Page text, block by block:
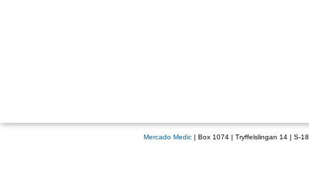
Mercado Medic| Box 1074 | Tryffelslingan 14 | S-